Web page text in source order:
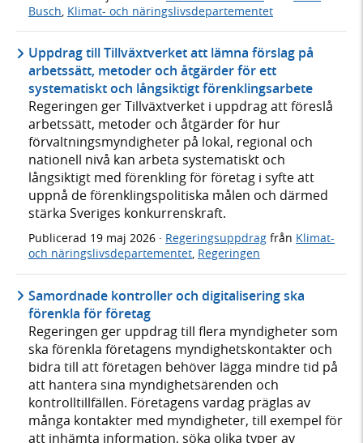
Busch Klimat- och näringslivsdepartementet
Uppdrag till Tillväxtverket att lämna förslag på
arbetssätt, metoder och åtgärder för ett
systematiskt och långsiktigt förenklingsarbete
Regeringen ger Tillväxtverket i uppdrag att föreslå
arbetssätt, metoder och åtgärder för hur
förvaltningsmyndigheter på lokal, regional och
nationell nivå kan arbeta systematiskt och
långsiktigt med förenkling för företag i syfte att
uppnå de förenklingspolitiska målen och därmed
stärka Sveriges konkurrenskraft.
Publicerad 19 maj 2026 · Regeringsuppdrag från Klimat-
och näringslivsdepartementet, Regeringen
Samordnade kontroller och digitalisering ska
förenkla för företag
Regeringen ger uppdrag till flera myndigheter som
ska förenkla företagens myndighetskontakter och
bidra till att företagen behöver lägga mindre tid på
att hantera sina myndighetsärenden och
kontrolltillfällen. Företagens vardag präglas av
många kontakter med myndigheter, till exempel för
att inhämta information, söka olika typer av